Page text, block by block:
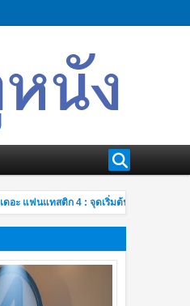
ะ แฟนแทสติก 4 : จุดเริ่มต้นปฐมบทใหม่
ต้น้ำทมิฬ Detective Conan The Movie